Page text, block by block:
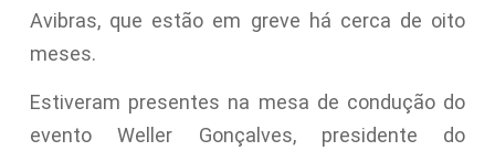
Avibras, que estão em greve há cerca de oito
meses.
Estiveram presentes na mesa de condução do
evento Weller Gonçalves, presidente do